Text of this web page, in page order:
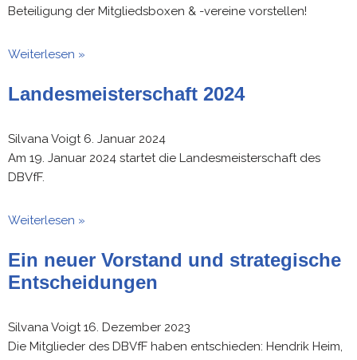
Beteiligung der Mitgliedsboxen & -vereine vorstellen!
Weiterlesen »
Landesmeisterschaft 2024
Silvana Voigt 6. Januar 2024
Am 19. Januar 2024 startet die Landesmeisterschaft des
DBVfF.
Weiterlesen »
Ein neuer Vorstand und strategische
Entscheidungen
Silvana Voigt16. Dezember 2023
Die Mitglieder des DBVfF haben entschieden: Hendrik Heim,